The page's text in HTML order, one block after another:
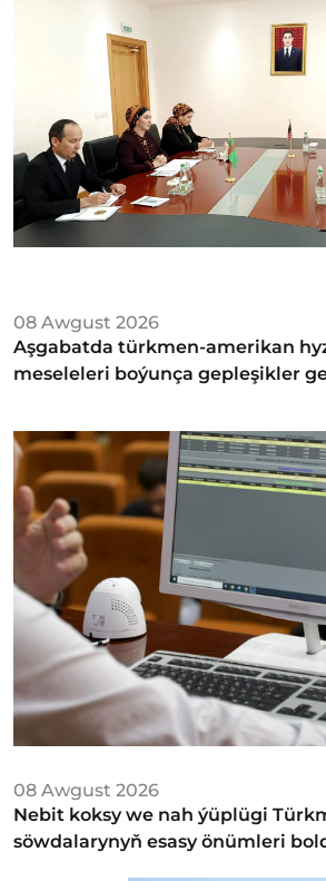
08 Awgust 2026
Aşgabatda türkmen-amerikan
meseleleri boýunça gepleşikler
08 Awgust 2026
Nebit koksy we nah ýüplügi
söwdalarynyň esasy önümleri